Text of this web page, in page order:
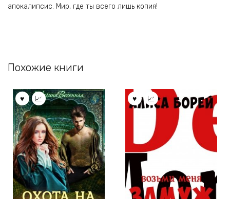
апокалипсис. Мир, где ты всего лишь копия!
Похожие книги